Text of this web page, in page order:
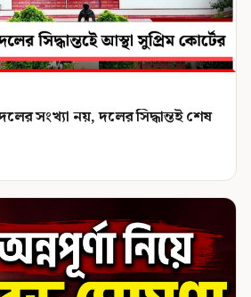
সংখ্যা নয়, দলের সিদ্ধান্তই শেষ